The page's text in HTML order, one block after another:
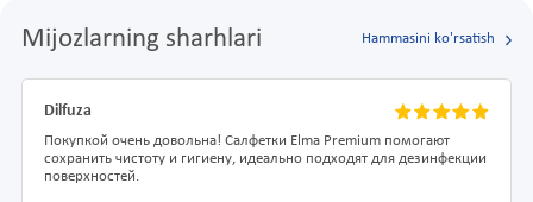
Mijozlarning sharhlari Hammasini ko'rsatish
Dilfuza
Покупкой очень довольна! Салфетки Elma Premium помогают
сохранить чистоту и гигиену, идеально подходят для дезинфекции
поверхностей.